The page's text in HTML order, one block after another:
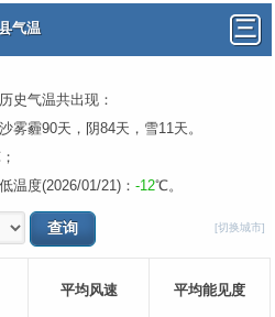
气温
历史气温共出现：
雾霾90天，阴84天，雪11天。
温度(2026/01/21)： -12℃。
[切换城市]
平均风速 平均能见度